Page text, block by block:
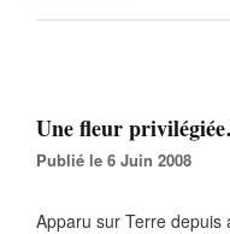
Une fleur
Publié le 6 Juin 2008
Apparu sur Terre